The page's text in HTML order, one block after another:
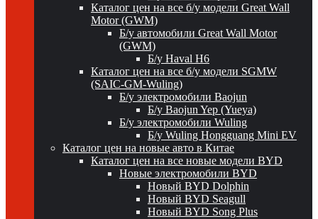
Каталог цен на все б/у модели Great Wall
Motor (GWM)
Б/у автомобили Great Wall Motor
(GWM)
Б/у Haval H6
Каталог цен на все б/у модели SGMW
(SAIC-GM-Wuling)
Б/у электромобили Baojun
Б/у Baojun Yep (Yueya)
Б/у электромобили Wuling
Б/у Wuling Hongguang Mini EV
Каталог цен на новые авто в Китае
Каталог цен на все новые модели BYD
Новые электромобили BYD
Новый BYD Dolphin
Новый BYD Seagull
Новый BYD Song Plus